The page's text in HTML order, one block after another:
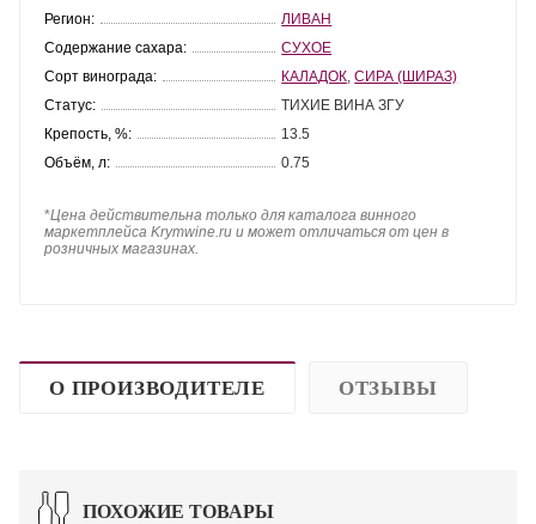
Регион:
ЛИВАН
Содержание сахара:
СУХОЕ
Сорт винограда:
КАЛАДОК ,СИРА (ШИРАЗ)
Статус:
ТИХИЕ ВИНА ЗГУ
Крепость, %:
13.5
Объём, л:
0.75
*Цена действительна только для каталога винного
маркетплейса Krymwine.ru и может отличаться от цен в
розничных магазинах.
О ПРОИЗВОДИТЕЛЕ ОТЗЫВЫ
ПОХОЖИЕ ТОВАРЫ